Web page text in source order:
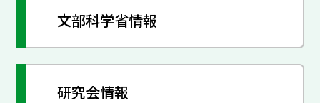
文部科学省情報
研究会情報